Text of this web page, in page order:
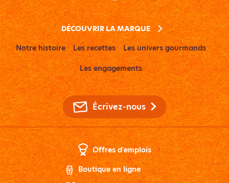
DÉCOUVRIR LA MARQUE
Notre histoire
Les recettes
Les univers gourmands
Les engagements
Écrivez-nous
Offres d'emplois
Boutique en ligne